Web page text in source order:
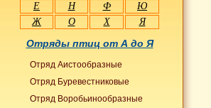
Е
Н Ф
Ю
Ж
О Х Я
Отряды птиц от А до Я
Отряд Аистообразные
Отряд Буревестниковые
Отряд Воробьинообразные